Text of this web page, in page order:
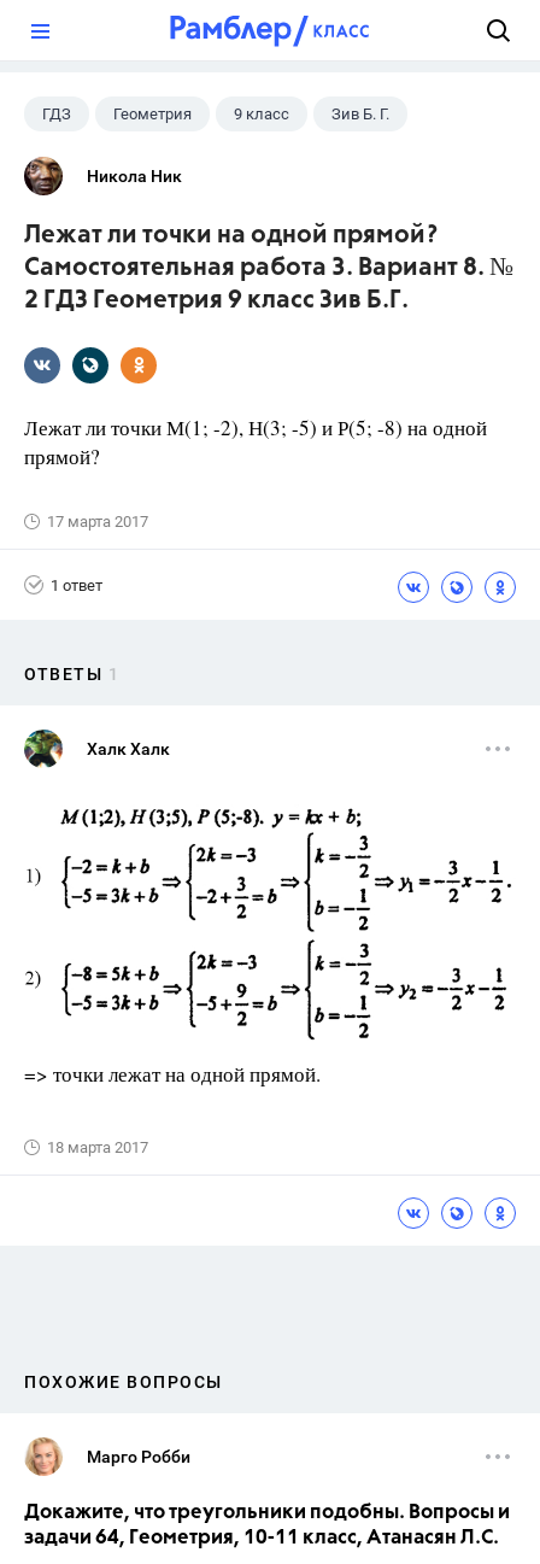
ГДЗ Геометрия 9 класс Зив Б. Г.
Никола Ник
Лежат ли точки на одной прямой?
Самостоятельная работа 3. Вариант 8. №
2 ГДЗ Геометрия 9 класс Зив Б.Г.
Лежат ли точки М(1; -2), Н(3; -5) и Р(5; -8) на одной
прямой?
17 марта 2017
1 ответ
ОТВЕТЫ 1
Халк Халк
=> точки лежат на одной прямой.
18 марта 2017
ПОХОЖИЕ ВОПРОСЫ
Марго Робби
Докажите, что треугольники подобны. Вопросы и
задачи 64, Геометрия, 10-11 класс, Атанасян Л.С.